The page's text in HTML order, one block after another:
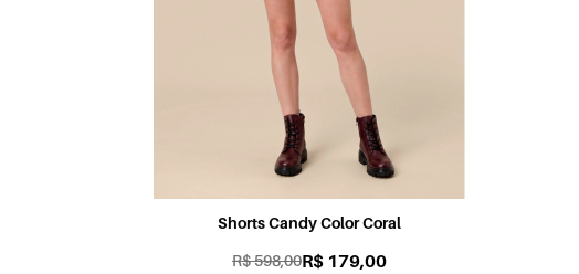
Shorts Candy Color Coral
R$ 598,00R$ 179,00